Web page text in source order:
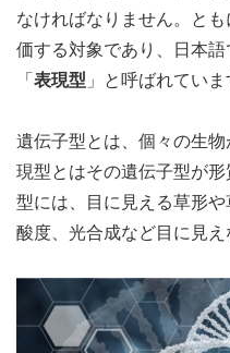
なければなりません。と
価する対象であり、日本
「表現型 」と呼ばれていま
遺伝子型とは、個々の生
現型とはその遺伝子型が
型には、目に見える草形
酸度、光合成など目に見え